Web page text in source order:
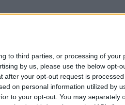
to third parties, or processing of your
by us, please use the below opt-
after your opt-out request is
on personal information utilized by
to your opt-out. You may separately